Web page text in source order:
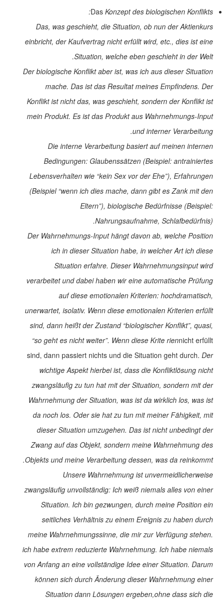
Das Konzept des biologischen Konflikts:
Das, was geschieht, die Situation, ob nun der Aktienkurs
einbricht, der Kaufvertrag nicht erfüllt wird, etc., dies ist eine
Situation, welche eben geschieht in der Welt.
Der biologische Konflikt aber ist, was ich aus dieser Situation
mache. Das ist das Resultat meines Empfindens. Der
Konflikt ist nicht das, was geschieht, sondern der Konflikt ist
mein Produkt. Es ist das Produkt aus Wahrnehmungs-Input
und interner Verarbeitung.
Die interne Verarbeitung basiert auf meinen internen
Bedingungen: Glaubenssätzen (Beispiel: antrainiertes
Lebensverhalten wie “kein Sex vor der Ehe”), Erfahrungen
(Beispiel “wenn ich dies mache, dann gibt es Zank mit den
Eltern”), biologische Bedürfnisse (Beispiel:
Nahrungsaufnahme, Schlafbedürfnis).
Der Wahrnehmungs-Input hängt davon ab, welche Position
ich in dieser Situation habe, in welcher Art ich diese
Situation erfahre. Dieser Wahrnehmungsinput wird
verarbeitet und dabei haben wir eine automatische Prüfung
auf diese emotionalen Kriterien: hochdramatisch,
unerwartet, isolativ. Wenn diese emotionalen Kriterien erfüllt
sind, dann heißt der Zustand “biologischer Konflikt”, quasi,
“so geht es nicht weiter”. Wenn diese Krite riennicht erfüllt
sind, dann passiert nichts und die Situation geht durch. Der
wichtige Aspekt hierbei ist, dass die Konfliktlösung nicht
zwangsläufig zu tun hat mit der Situation, sondern mit der
Wahrnehmung der Situation, was ist da wirklich los, was ist
da noch los. Oder sie hat zu tun mit meiner Fähigkeit, mit
dieser Situation umzugehen. Das ist nicht unbedingt der
Zwang auf das Objekt, sondern meine Wahrnehmung des
Objekts und meine Verarbeitung dessen, was da reinkommt.
Unsere Wahrnehmung ist unvermeidlicherweise
zwangsläufig unvollständig: Ich weiß niemals alles von einer
Situation. Ich bin gezwungen, durch meine Position ein
seitliches Verhältnis zu einem Ereignis zu haben durch
meine Wahrnehmungssinne, die mir zur Verfügung stehen.
ich habe extrem reduzierte Wahrnehmung. Ich habe niemals
von Anfang an eine vollständige Idee einer Situation. Darum
können sich durch Änderung dieser Wahrnehmung einer
Situation dann Lösungen ergeben,ohne dass sich die